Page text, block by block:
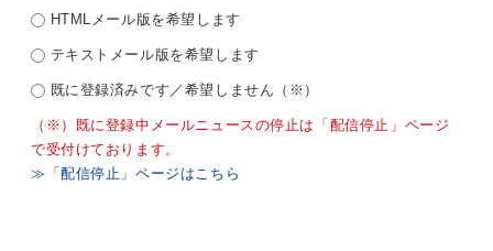
HTMLメール版を希望します
テキストメール版を希望します
既に登録済みです／希望しません（※）
（※）既に登録中メールニュースの停止は「配信停止」ページ
で受付けております。
≫「配信停止」ページはこちら